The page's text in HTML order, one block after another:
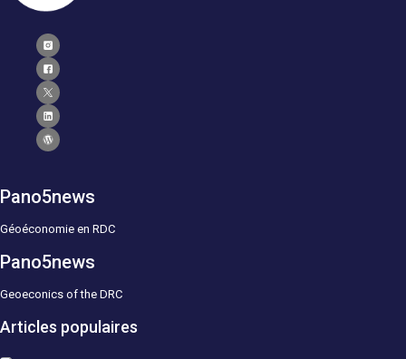
Pano5news
Géoéconomie en RDC
Pano5news
Geoeconics of the DRC
Articles populaires